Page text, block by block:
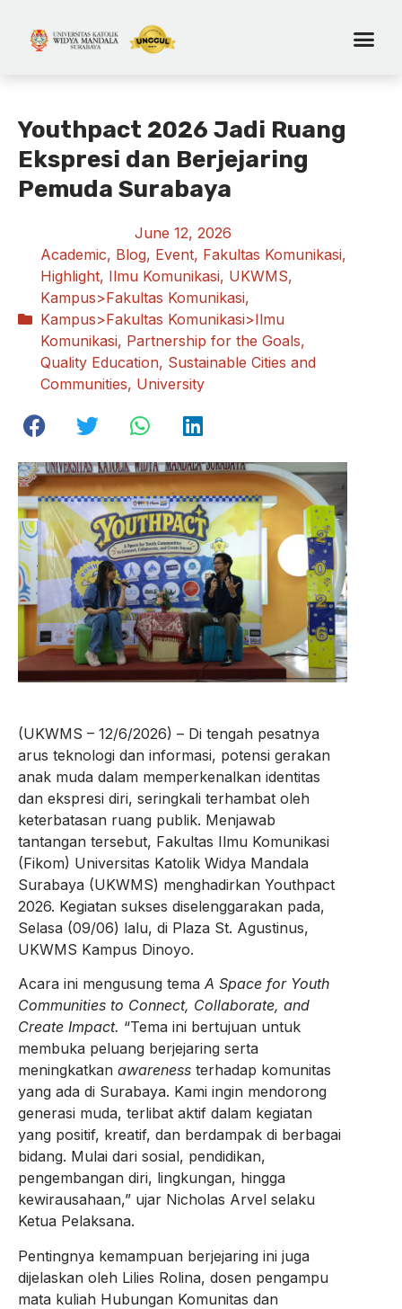
Youthpact 2026 Jadi Ruang
Ekspresi dan Berjejaring
Pemuda Surabaya
June 12, 2026
Academic, Blog, Event, Fakultas Komunikasi,
Highlight, Ilmu Komunikasi, UKWMS,
Kampus>Fakultas Komunikasi,
Kampus>Fakultas Komunikasi>Ilmu
Komunikasi, Partnership for the Goals,
Quality Education, Sustainable Cities and
Communities, University
(UKWMS – 12/6/2026) – Di tengah pesatnya
arus teknologi dan informasi, potensi gerakan
anak muda dalam memperkenalkan identitas
dan ekspresi diri, seringkali terhambat oleh
keterbatasan ruang publik. Menjawab
tantangan tersebut, Fakultas Ilmu Komunikasi
(Fikom) Universitas Katolik Widya Mandala
Surabaya (UKWMS) menghadirkan Youthpact
2026. Kegiatan sukses diselenggarakan pada,
Selasa (09/06) lalu, di Plaza St. Agustinus,
UKWMS Kampus Dinoyo.
Acara ini mengusung tema A Space for Youth
Communities to Connect, Collaborate, and
Create Impact. “Tema ini bertujuan untuk
membuka peluang berjejaring serta
meningkatkan awareness terhadap komunitas
yang ada di Surabaya. Kami ingin mendorong
generasi muda, terlibat aktif dalam kegiatan
yang positif, kreatif, dan berdampak di berbagai
bidang. Mulai dari sosial, pendidikan,
pengembangan diri, lingkungan, hingga
kewirausahaan,” ujar Nicholas Arvel selaku
Ketua Pelaksana.
Pentingnya kemampuan berjejaring ini juga
dijelaskan oleh Lilies Rolina, dosen pengampu
mata kuliah Hubungan Komunitas dan